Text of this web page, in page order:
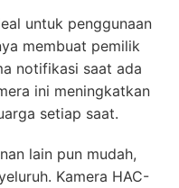
untuk penggunaan
membuat pemilik
notifikasi saat ada
ini meningkatkan
setiap saat.
lain pun mudah,
Kamera HAC-